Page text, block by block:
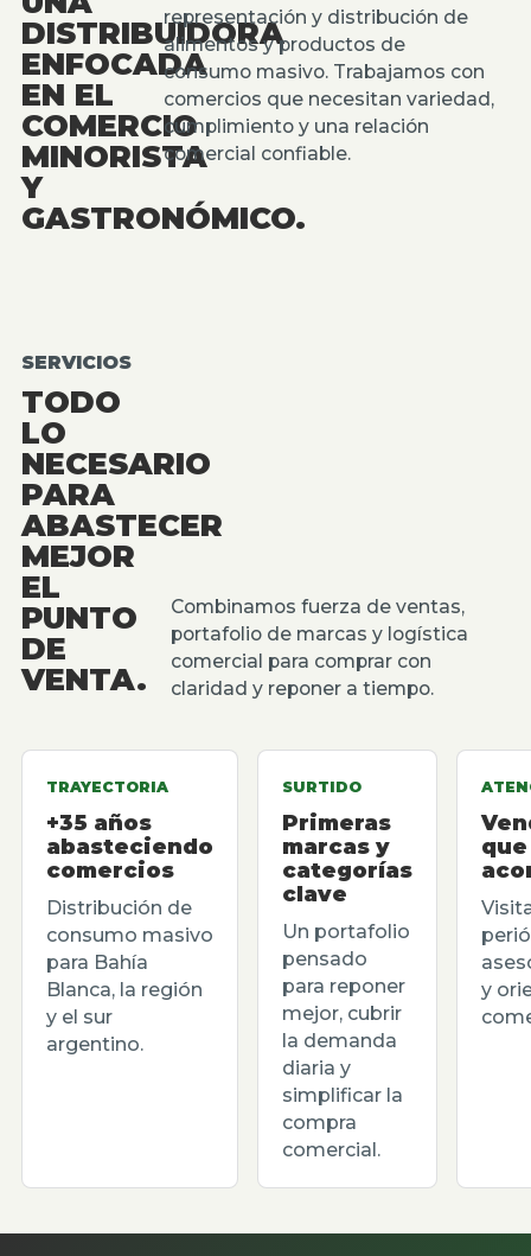
DISTRIBUIDORA
ENFOCADA
EN EL
COMERCIO
MINORISTA
Y
GASTRONÓMICO.
representación y distribución de
alimentos y productos de
consumo masivo. Trabajamos con
comercios que necesitan variedad,
cumplimiento y una relación
comercial confiable.
SERVICIOS
TODO
LO
NECESARIO
PARA
ABASTECER
MEJOR
EL
PUNTO
DE
VENTA.
Combinamos fuerza de ventas,
portafolio de marcas y logística
comercial para comprar con
claridad y reponer a tiempo.
TRAYECTORIA
+35 años
abasteciendo
comercios
Distribución de
consumo masivo
para Bahía
Blanca, la región
y el sur
argentino.
SURTIDO
Primeras
marcas y
categorías
clave
Un portafolio
pensado
para reponer
mejor, cubrir
la demanda
diaria y
simplificar la
compra
comercial.
que
y